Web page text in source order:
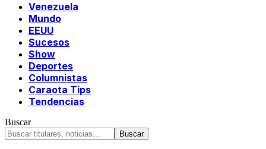
Venezuela
Mundo
EEUU
Sucesos
Show
Deportes
Columnistas
Caraota Tips
Tendencias
Buscar